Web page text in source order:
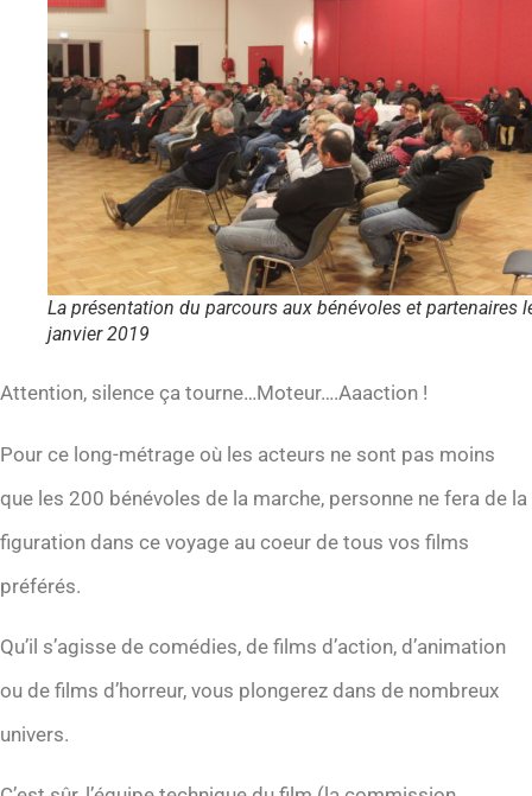
La présentation du parcours aux bénévoles et partenaires
janvier 2019
Attention, silence ça tourne…Moteur….Aaaction !
Pour ce long-métrage où les acteurs ne sont pas moins
que les 200 bénévoles de la marche, personne ne fera de la
figuration dans ce voyage au coeur de tous vos films
préférés.
Qu’il s’agisse de comédies, de films d’action, d’animation
ou de films d’horreur, vous plongerez dans de nombreux
univers.